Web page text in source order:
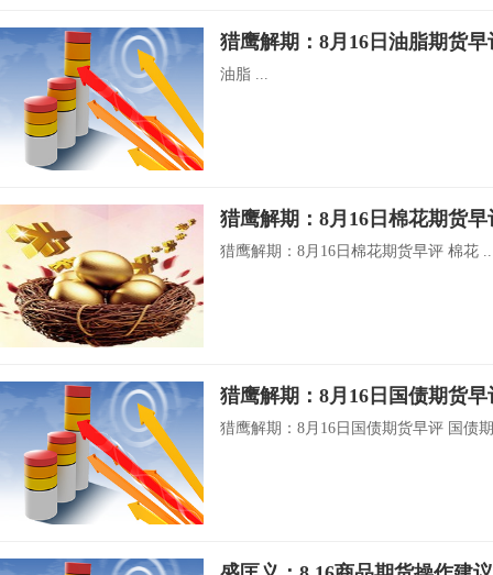
猎鹰解期：8月16日油脂期货早
油脂 ...
猎鹰解期：8月16日棉花期货早
猎鹰解期：8月16日棉花期货早评 棉花
猎鹰解期：8月16日国债期货早
猎鹰解期：8月16日国债期货早评 国债